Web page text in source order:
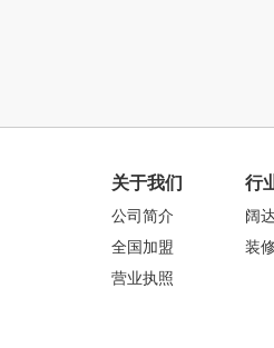
关于我们
公司简介
全国加盟
营业执照
行
阔
装